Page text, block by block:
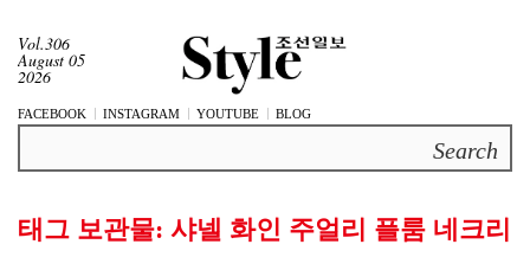
Vol.306
August 05
2026
FACEBOOK INSTAGRAM YOUTUBE BLOG
태그 보관물: 샤넬 화인 주얼리 플룸 네크리